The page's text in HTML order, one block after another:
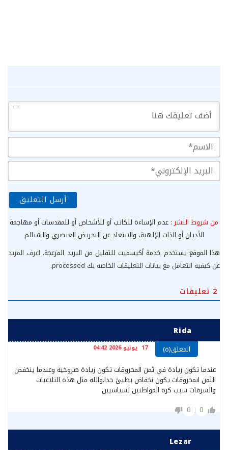
1000
من شروط النشر: عدم الإساءة للكاتب أو للأشخاص أو للمقدسات أو مهاجمة
الأديان أو الذات الإلهية، والابتعاد عن التحريض العنصري والشتائم
هذا الموقع يستخدم خدمة أكيسميت للتقليل من البريد المزعجة. اعرف المزيد
عن كيفية التعامل مع بيانات التعليقات الخاصة بك processed
.
2 تعليقات
Rida
المعلق(ة) 17 يونيو 2026 04:42
عندما تكون زيادة في ثمن المحروقات تكون زيادة صروخية وعندما ينخفض
الثمن اىمحروقات يكون نخفاض بطيئ جدا.والله مثل هذه التلاعبات
والسرقات سبب كره المواطنين لسياسيين
0
0
Lezar